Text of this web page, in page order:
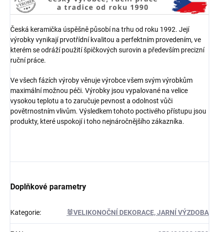
Česká keramička úspěšně působí na trhu od roku 1992. Její
výrobky vynikají prvotřídní kvalitou a perfektním provedením, ve
kterém se odráží použití špičkových surovin a především precizní
ruční práce.
Ve všech fázích výroby věnuje výrobce všem svým výrobkům
maximální možnou péči. Výrobky jsou vypalované na velice
vysokou teplotu a to zaručuje pevnost a odolnost vůči
povětrnostním vlivům. Výsledkem tohoto poctivého přístupu jsou
produkty, které uspokojí i toho nejnáročnějšího zákazníka.
Doplňkové parametry
Kategorie: 🐰VELIKONOČNÍ DEKORACE, JARNÍ VÝZDOBA